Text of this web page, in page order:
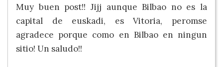
Muy buen post!! Jijj aunque Bilbao no es la
capital de euskadi, es Vitoria, peromse
agradece porque como en Bilbao en ningun
sitio! Un saludo!!